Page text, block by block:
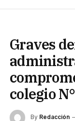
Graves
colegio
By Redacción